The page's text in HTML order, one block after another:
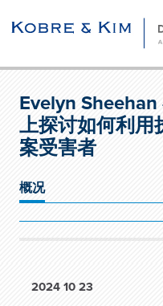
Evelyn
上探讨如何利用
案受害者
概况
2024 10 23